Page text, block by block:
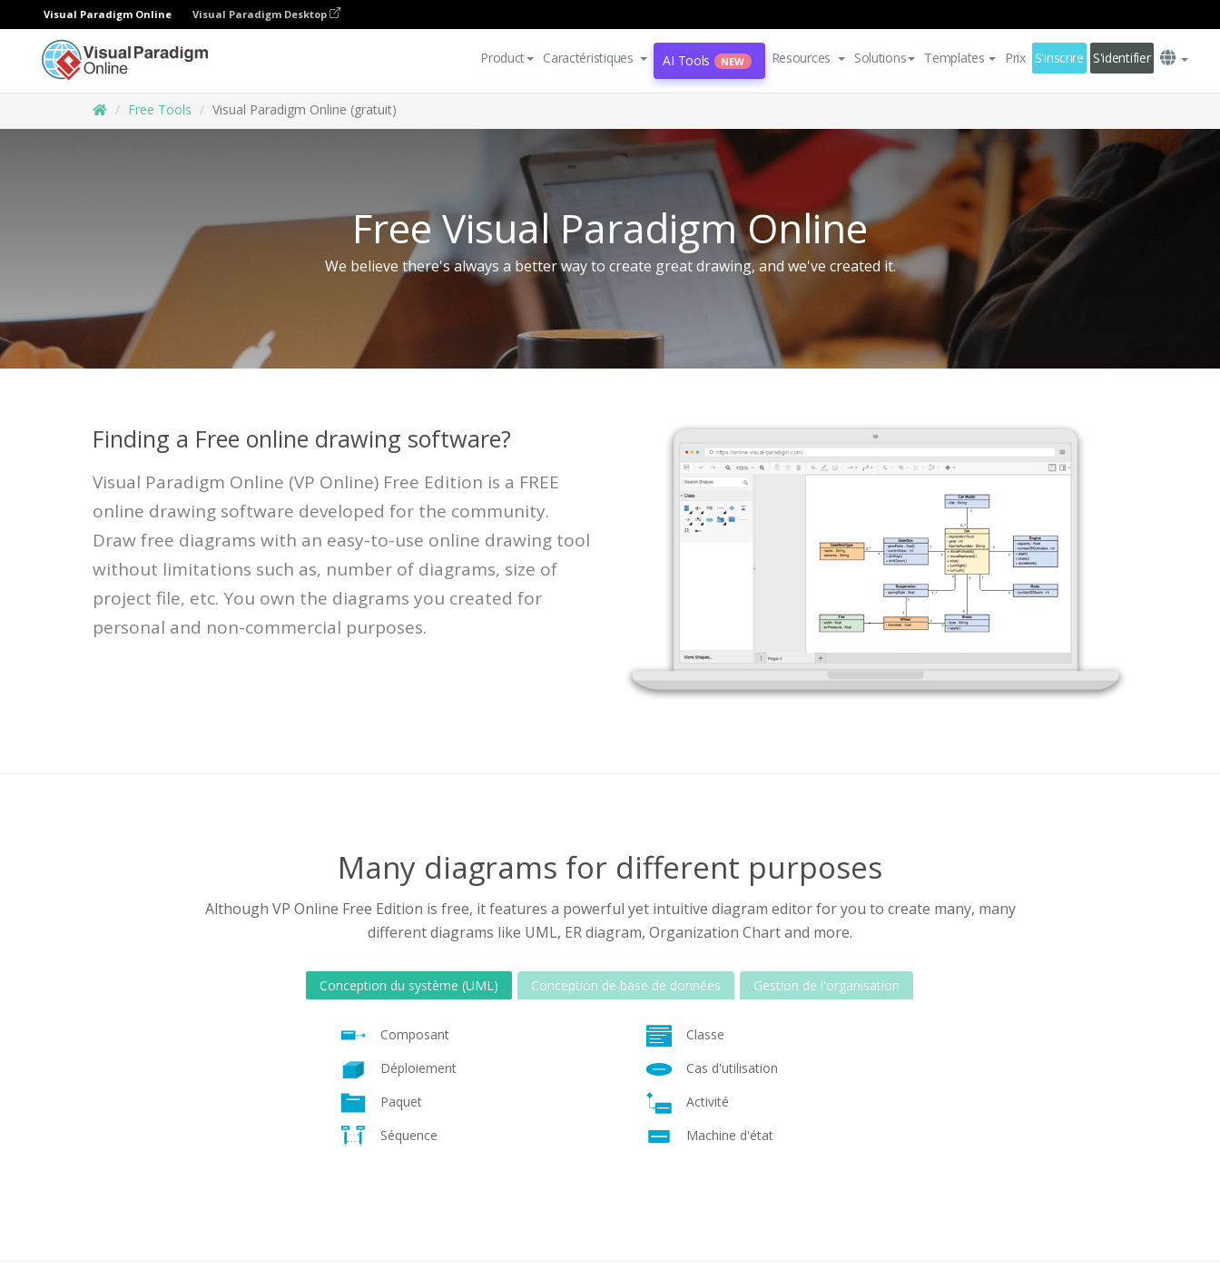
Visual Paradigm Online Visual Paradigm Desktop
Product Caractéristiques AI Tools NEW Resources Solutions Templates Prix S'inscrire S'identifier
Free Tools Visual Paradigm Online (gratuit)
Free Visual Paradigm Online
We believe there's always a better way to create great drawing, and we've created it.
Finding a Free online drawing software?
Visual Paradigm Online (VP Online) Free Edition is a FREE
online drawing software developed for the community.
Draw free diagrams with an easy-to-use online drawing tool
without limitations such as, number of diagrams, size of
project file, etc. You own the diagrams you created for
personal and non-commercial purposes.
Many diagrams for different purposes
Although VP Online Free Edition is free, it features a powerful yet intuitive diagram editor for you to create many, many
different diagrams like UML, ER diagram, Organization Chart and more.
Conception du système (UML) Conception de base de données Gestion de l'organisation
Composant
Déploiement
Paquet
Séquence
Classe
Cas d'utilisation
Activité
Machine d'état